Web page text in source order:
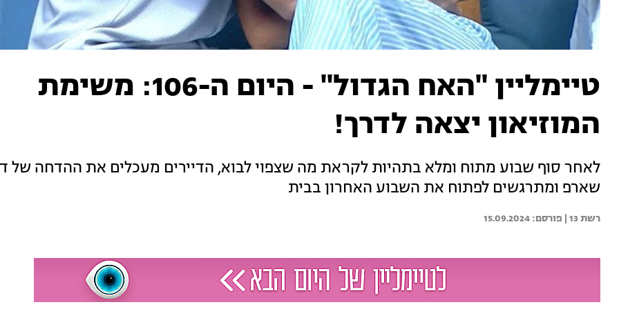
טיימליין "האח הגדול" - היום ה-106: משימת
המוזיאון יצאה לדרך!
לאחר סוף שבוע מתוח ומלא בתהיות לקראת מה שצפוי לבוא, הדיירים מעכלים את ההדחה של
שארפ ומתרגשים לפתוח את השבוע האחרון בבית
רשת 13 | 15.09.2024